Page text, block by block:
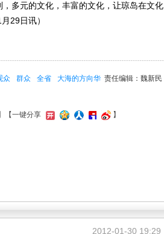
多元的文化，丰富的文化，让琼岛在文化
29日讯）
责任编辑：魏新民
众 群众 全省
大海的方向华
【一键分享 】
2012-01-30 19:29